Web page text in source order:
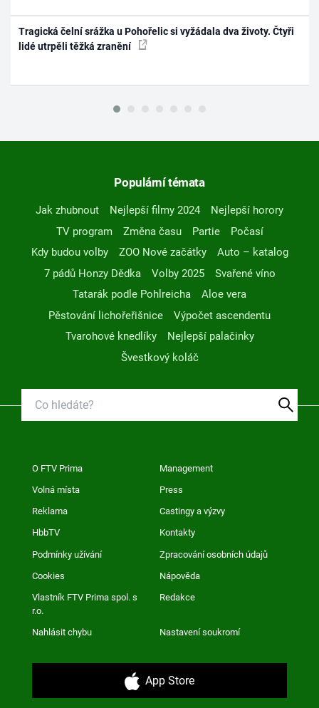
Tragická čelní srážka u Pohořelic si vyžádala dva životy. Čtyři
lidé utrpěli těžká zranění
Populární témata
Jak zhubnout Nejlepší filmy 2024
Nejlepší horory
TV program
Změna času Partie
Počasí
Kdy budou volby
ZOO Nové začátky
Auto – katalog
7 pádů Honzy Dědka
Volby 2025
Svařené víno
Tatarák podle Pohlreicha
Aloe vera
Pěstování lichořeřišnice
Výpočet ascendentu
Tvarohové knedlíky
Nejlepší palačinky
Švestkový koláč
O FTV Prima Management
Volná místa Press
Reklama Castingy a výzvy
HbbTV Kontakty
Podmínky užívání Zpracování osobních údajů
Cookies Nápověda
Vlastník FTV Prima spol. s
r.o.
Redakce
Nahlásit chybu Nastavení soukromí
App Store